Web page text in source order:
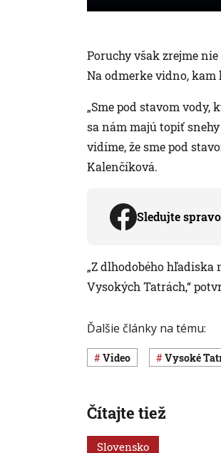
Poruchy však zrejme
Na odmerke vidno,
„Sme pod stavom vody,
sa nám majú topiť
vidíme, že sme pod
Kalenčíková.
Sledujte
„Z dlhodobého
Vysokých Tatrách,“
Ďalšie články na tému:
Video Vysoké
Čítajte tiež
Slovensko